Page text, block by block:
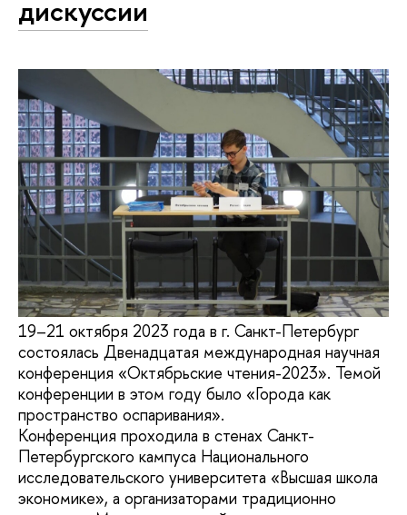
дискуссии
19–21 октября 2023 года в г. Санкт-Петербург
состоялась Двенадцатая международная научная
конференция «Октябрьские чтения-2023». Темой
конференции в этом году было «Города как
пространство оспаривания».
Конференция проходила в стенах Санкт-
Петербургского кампуса Национального
исследовательского университета «Высшая школа
экономике», а организаторами традиционно